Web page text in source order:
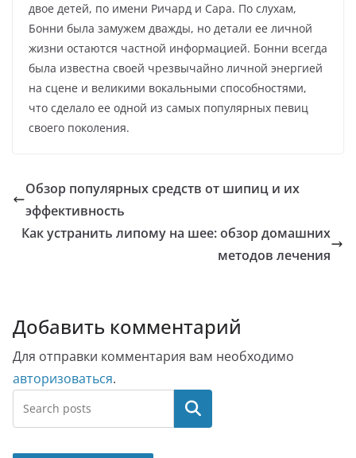
двое детей, по имени Ричард и Сара. По слухам,
Бонни была замужем дважды, но детали ее личной
жизни остаются частной информацией. Бонни всегда
была известна своей чрезвычайно личной энергией
на сцене и великими вокальными способностями,
что сделало ее одной из самых популярных певиц
своего поколения.
Обзор популярных средств от шипиц и их
эффективность
Как устранить липому на шее: обзор домашних
методов лечения
Добавить комментарий
Для отправки комментария вам необходимо
авторизоваться.
Поиск